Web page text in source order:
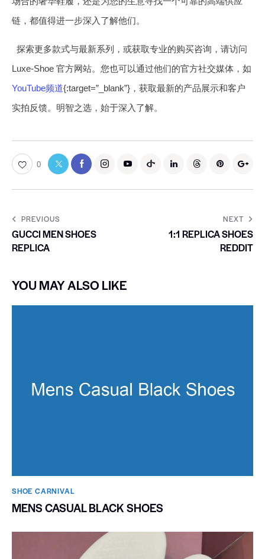
链，都值得进一步深入了解他们。
探索更多款式与最新系列，或获取专业的购买咨询，请访问
Luxe-Shoe 官方网站。您也可以通过他们的官方社交媒体，如
YouTube频道{:target=”_blank”}，获取最新的产品展示和客户
实拍反馈。明智之选，始于深入了解。
0
PREVIOUS
GUCCI MEN SHOES
REPLICA
NEXT
1:1 REPLICA SHOES
REDDIT
YOU MAY ALSO LIKE
SHOE CARNIVAL​
MENS CASUAL BLACK SHOES